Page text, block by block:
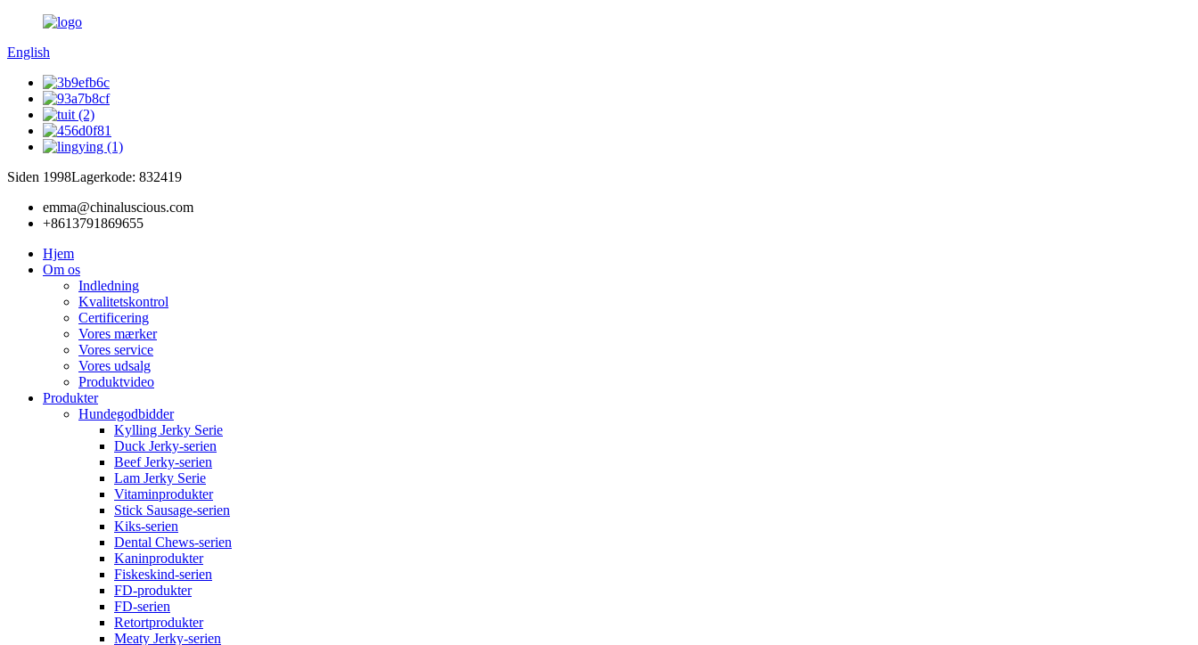
English
Siden 1998Lagerkode: 832419
emma@chinaluscious.com
+8613791869655
Hjem
Om os
Indledning
Kvalitetskontrol
Certificering
Vores mærker
Vores service
Vores udsalg
Produktvideo
Produkter
Hundegodbidder
Kylling Jerky Serie
Duck Jerky-serien
Beef Jerky-serien
Lam Jerky Serie
Vitaminprodukter
Stick Sausage-serien
Kiks-serien
Dental Chews-serien
Kaninprodukter
Fiskeskind-serien
FD-produkter
FD-serien
Retortprodukter
Meaty Jerky-serien